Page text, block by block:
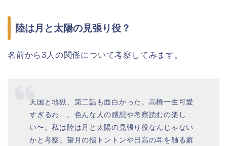
陸は月と太陽の見張り役？
名前から3人の関係について考察してみます。
天国と地獄、第二話も面白かった。高橋一生可愛
すぎるわ…。色んな人の感想や考察読むの楽し
い〜。私は陸は月と太陽の見張り役なんじゃない
かと考察。望月の指トントンや日高の耳を触る癖